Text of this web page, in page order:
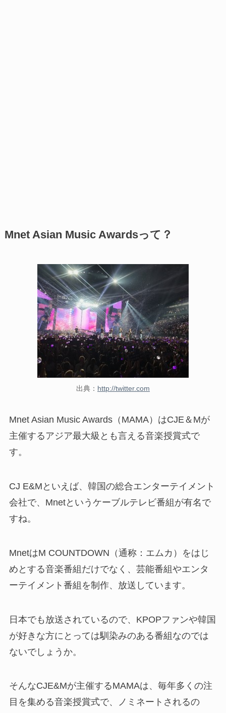
Mnet Asian Music Awardsって？
出典： http://twitter.com
Mnet Asian Music Awards（MAMA）はCJE＆Mが
主催するアジア最大級とも言える音楽授賞式で
す。
CJ E&Mといえば、韓国の総合エンターテイメント
会社で、Mnetというケーブルテレビ番組が有名で
すね。
MnetはM COUNTDOWN（通称：エムカ）をはじ
めとする音楽番組だけでなく、芸能番組やエンタ
ーテイメント番組を制作、放送しています。
日本でも放送されているので、KPOPファンや韓国
が好きな方にとっては馴染みのある番組なのでは
ないでしょうか。
そんなCJE&Mが主催するMAMAは、毎年多くの注
目を集める音楽授賞式で、ノミネートされるの